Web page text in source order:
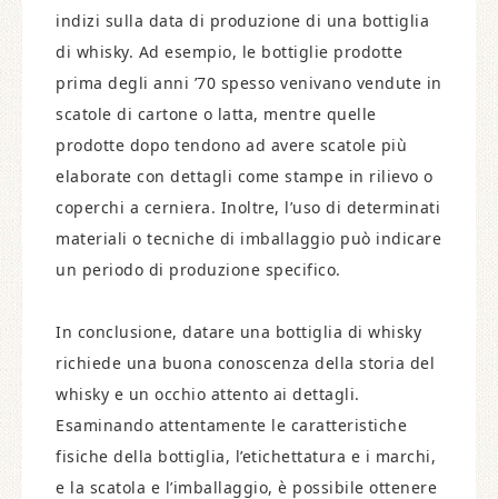
indizi sulla data di produzione di una bottiglia
di whisky. Ad esempio, le bottiglie prodotte
prima degli anni ’70 spesso venivano vendute in
scatole di cartone o latta, mentre quelle
prodotte dopo tendono ad avere scatole più
elaborate con dettagli come stampe in rilievo o
coperchi a cerniera. Inoltre, l’uso di determinati
materiali o tecniche di imballaggio può indicare
un periodo di produzione specifico.
In conclusione, datare una bottiglia di whisky
richiede una buona conoscenza della storia del
whisky e un occhio attento ai dettagli.
Esaminando attentamente le caratteristiche
fisiche della bottiglia, l’etichettatura e i marchi,
e la scatola e l’imballaggio, è possibile ottenere